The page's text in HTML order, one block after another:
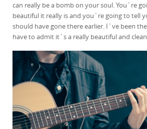
can really be a bomb on your soul. You`re
beautiful it really is and you`re going to tell
should have gone there earlier. I`ve been
have to admit it`s a really beautiful and